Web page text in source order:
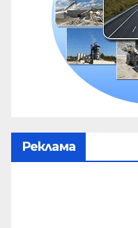
Реклама